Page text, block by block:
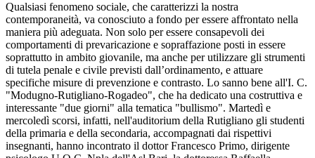
Qualsiasi fenomeno sociale, che caratterizzi la nostra
contemporaneità, va conosciuto a fondo per essere affrontato nella
maniera più adeguata. Non solo per essere consapevoli dei
comportamenti di prevaricazione e sopraffazione posti in essere
soprattutto in ambito giovanile, ma anche per utilizzare gli strumenti
di tutela penale e civile previsti dall’ordinamento, e attuare
specifiche misure di prevenzione e contrasto. Lo sanno bene all'I. C.
"Modugno-Rutigliano-Rogadeo", che ha dedicato una costruttiva e
interessante "due giorni" alla tematica "bullismo". Martedì e
mercoledì scorsi, infatti, nell'auditorium della Rutigliano gli studenti
della primaria e della secondaria, accompagnati dai rispettivi
insegnanti, hanno incontrato il dottor Francesco Primo, dirigente